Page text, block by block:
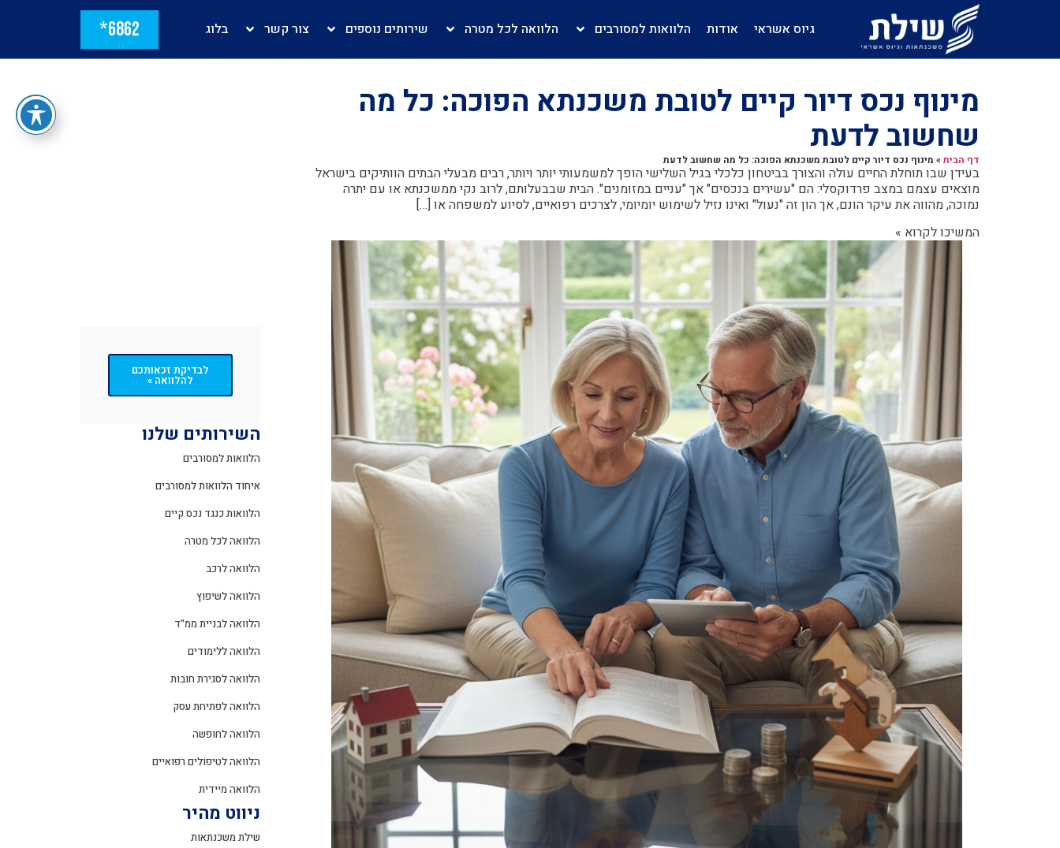
גיוס אשראי אודות הלוואות למסורבים הלוואה לכל מטרה שירותים נוספים צור קשר בלוג 6862*
מינוף נכס דיור קיים לטובת משכנתא הפוכה: כל מה
שחשוב לדעת
דף הבית» מינוף נכס דיור קיים לטובת משכנתא הפוכה: כל מה שחשוב לדעת
בעידן שבו תוחלת החיים עולה והצורך בביטחון כלכלי בגיל השלישי הופך למשמעותי יותר ויותר, רבים מבעלי הבתים הוותיקים בישראל
מוצאים עצמם במצב פרדוקסלי: הם "עשירים בנכסים" אך "עניים במזומנים". הבית שבבעלותם, לרוב נקי ממשכנתא או עם יתרה
נמוכה, מהווה את עיקר הונם, אך הון זה "נעול" ואינו נזיל לשימוש יומיומי, לצרכים רפואיים, לסיוע למשפחה או […]
המשיכו לקרוא »
לבדיקת זכאותכם
להלוואה »
השירותים שלנו
הלוואות למסורבים
איחוד הלוואות למסורבים
הלוואות כנגד נכס קיים
הלוואה לכל מטרה
הלוואה לרכב
הלוואה לשיפוץ
הלוואה לבניית ממ"ד
הלוואה ללימודים
הלוואה לסגירת חובות
הלוואה לפתיחת עסק
הלוואה לחופשה
הלוואה לטיפולים רפואיים
הלוואה מיידית
ניווט מהיר
שילת משכנתאות